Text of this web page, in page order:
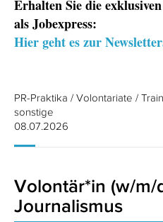
Erhalten Sie die
als Jobexpress:
Hier geht es zur
PR-Praktika / Volontariate /
sonstige
08.07.2026
Volontär*in (w/m/
Journalismus